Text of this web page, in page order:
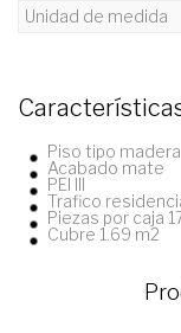
Unidad de medida
Piso tipo madera
Acabado mate
PEI III
Trafico
Piezas por caja
Cubre 1.69 m2